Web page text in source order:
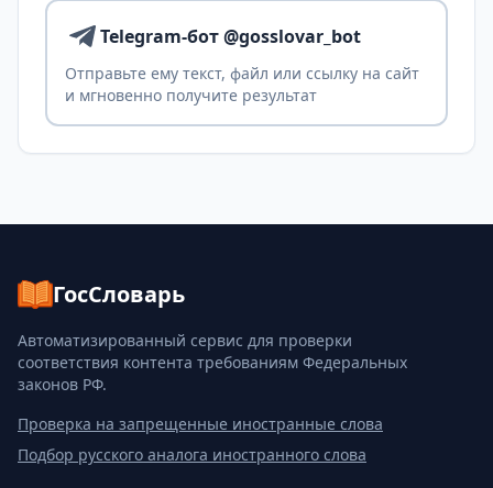
Telegram-бот @gosslovar_bot
Отправьте ему текст, файл или ссылку на сайт
и мгновенно получите результат
ГосСловарь
Автоматизированный сервис для проверки
соответствия контента требованиям Федеральных
законов РФ.
Проверка на запрещенные иностранные слова
Подбор русского аналога иностранного слова